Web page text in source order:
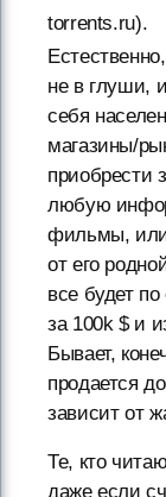
torrents.ru).
не в глуши,
себя
магазины/
приобрести
любую
фильмы, или
от его
все будет
за 100k $ и
Бывает,
продается
зависит от
Те, кто
даже если